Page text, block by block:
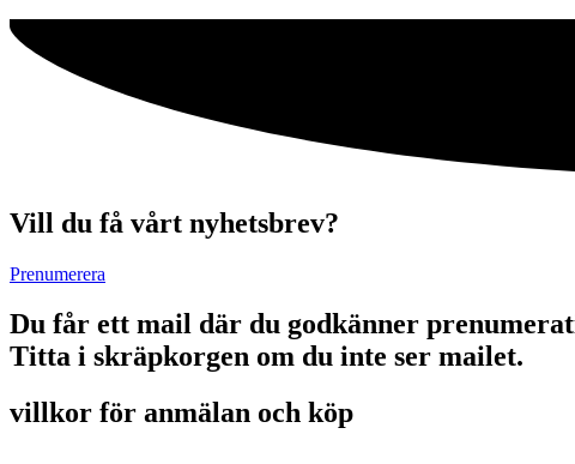
Vill du få vårt nyhetsbrev?
Prenumerera
Du får ett mail där du godkänner
Titta i skräpkorgen om du inte ser mailet.
villkor för anmälan och köp